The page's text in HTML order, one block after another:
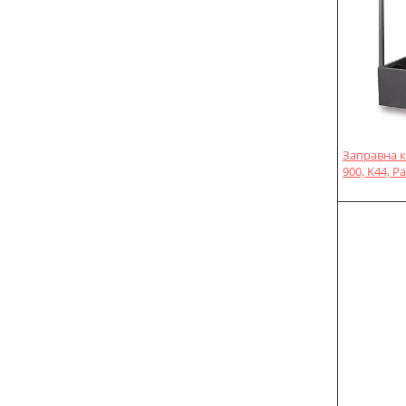
Заправна
900, K44,